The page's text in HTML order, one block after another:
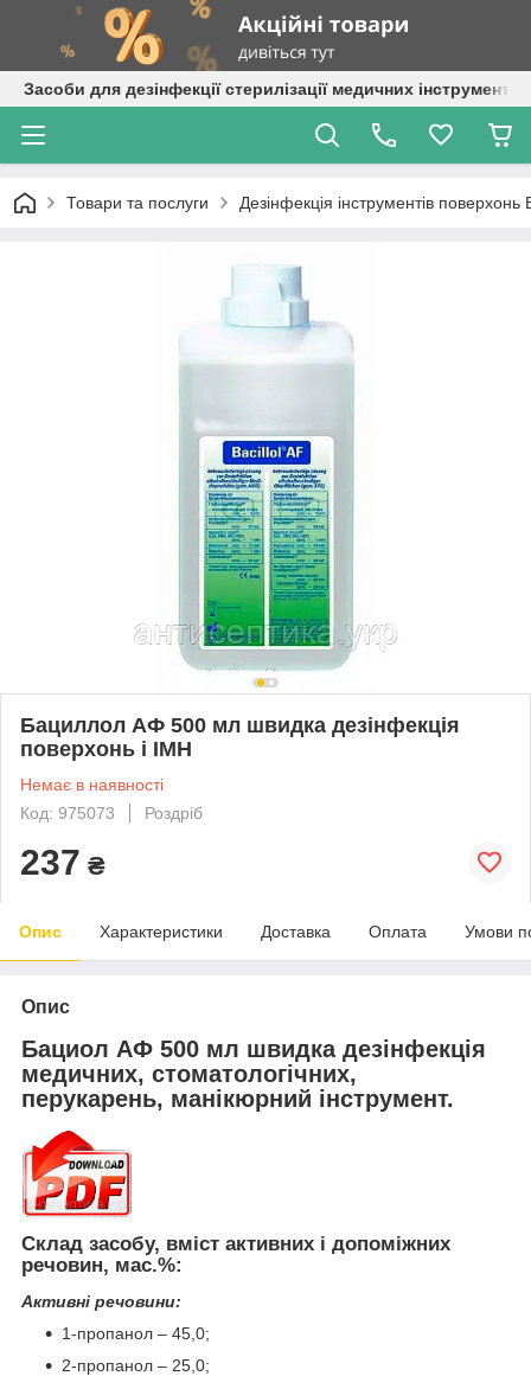
Засоби для дезінфекції стерилізації медичних
Товари та послуги Дезінфекція інструментів
Бациллол АФ 500 мл швидка дезінфекція
поверхонь і ІМН
Немає в наявності
Код: 975073
Роздріб
237 ₴
Опис Характеристики Доставка Оплата Умови
Опис
Бациол AФ 500 мл швидка дезінфекція
медичних, стоматологічних,
перукарень, манікюрний інструмент.
Склад засобу, вміст активних і допоміжних
речовин, мас.%:
Активні речовини:
1-пропанол – 45,0;
2-пропанол – 25,0;